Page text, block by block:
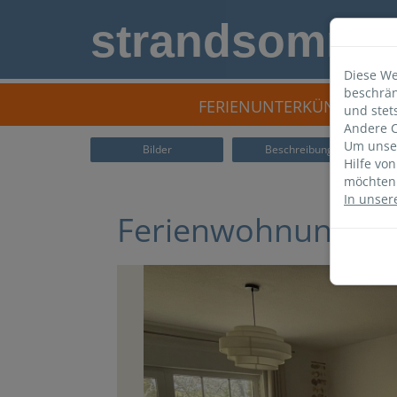
Diese
und
Andere
Um
Hilfe
In
FERIENUNTERKÜNFTE
Bilder Beschreibung
Ferienwohnung H